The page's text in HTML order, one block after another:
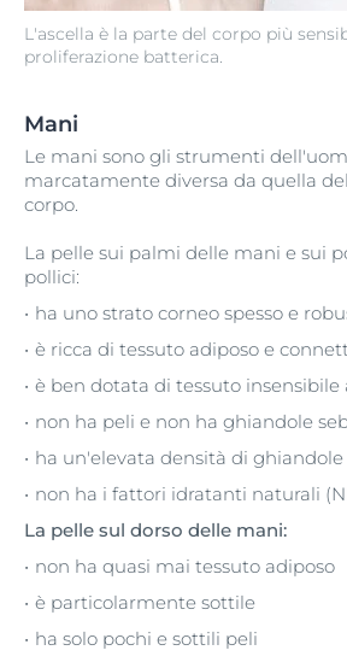
L'ascella è la parte del corpo più
proliferazione batterica.
Mani
Le mani sono gli strumenti
marcatamente diversa da quella
corpo.
La pelle sui palmi delle mani e sui
pollici:
ha uno strato corneo spesso e
è ricca di tessuto adiposo e
è ben dotata di tessuto insensibile
non ha peli e non ha ghiandole
ha un'elevata densità di
non ha i fattori idratanti naturali
La pelle sul dorso delle mani:
non ha quasi mai tessuto adiposo
è particolarmente sottile
ha solo pochi e sottili peli